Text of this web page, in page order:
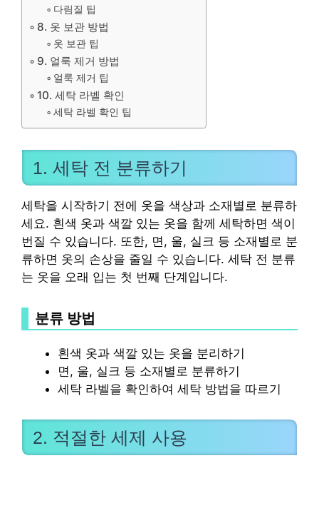
다림질 팁
8. 옷 보관 방법
옷 보관 팁
9. 얼룩 제거 방법
얼룩 제거 팁
10. 세탁 라벨 확인
세탁 라벨 확인 팁
1. 세탁 전 분류하기
세탁을 시작하기 전에 옷을 색상과 소재별로 분류하
세요. 흰색 옷과 색깔 있는 옷을 함께 세탁하면 색이
번질 수 있습니다. 또한, 면, 울, 실크 등 소재별로 분
류하면 옷의 손상을 줄일 수 있습니다. 세탁 전 분류
는 옷을 오래 입는 첫 번째 단계입니다.
분류 방법
흰색 옷과 색깔 있는 옷을 분리하기
면, 울, 실크 등 소재별로 분류하기
세탁 라벨을 확인하여 세탁 방법을 따르기
2. 적절한 세제 사용